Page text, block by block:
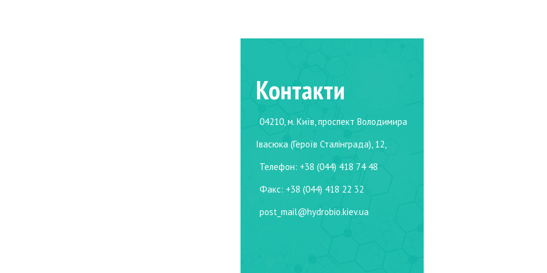
Контакти
04210, м. Київ, проспект Володимира
Івасюка (Героїв Сталінграда), 12,
Телефон: +38 (044) 418 74 48
Факс: +38 (044) 418 22 32
post_mail@hydrobio.kiev.ua